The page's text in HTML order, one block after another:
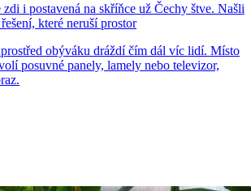
i postavená na skříňce už Čechy štve. Našli
které neruší prostor
obýváku dráždí čím dál víc lidí. Místo
posuvné panely, lamely nebo televizor,